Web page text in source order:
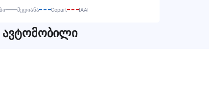
მედიანა Copart IAAI